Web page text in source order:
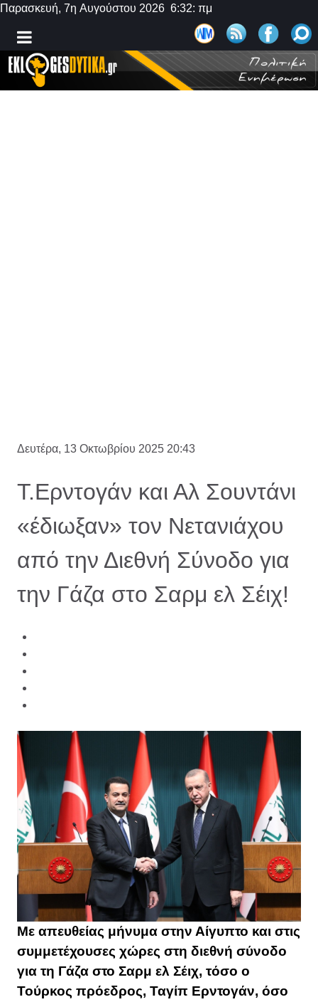
Παρασκευή, 7η Αυγούστου 2026 6:32: πμ
Δευτέρα, 13 Οκτωβρίου 2025 20:43
Τ.Ερντογάν και Αλ Σουντάνι
«έδιωξαν» τον Νετανιάχου
από την Διεθνή Σύνοδο για
την Γάζα στο Σαρμ ελ Σέιχ!
Με απευθείας μήνυμα στην Αίγυπτο και στις
συμμετέχουσες χώρες στη διεθνή σύνοδο
για τη Γάζα στο Σαρμ ελ Σέιχ, τόσο ο
Τούρκος πρόεδρος, Ταγίπ Ερντογάν, όσο